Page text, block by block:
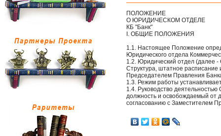
ПОЛОЖЕНИЕ
О ЮРИДИЧЕСКОМ ОТДЕЛЕ
КБ "Банк"
I. ОБЩИЕ ПОЛОЖЕНИЯ
1.1. Настоящее Положение
Юридического отдела
1.2. Юридический отдел (далее
Структура, штатное расписание
Председателем Правления
1.3. Режим работы
1.4. Руководство
должность и освобождаемый от
согласованию с Заместителем